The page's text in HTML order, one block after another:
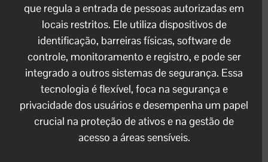
que regula a entrada de pessoas autorizadas em
locais restritos. Ele utiliza dispositivos de
identificação, barreiras físicas, software de
controle, monitoramento e registro, e pode ser
integrado a outros sistemas de segurança. Essa
tecnologia é flexível, foca na segurança e
privacidade dos usuários e desempenha um papel
crucial na proteção de ativos e na gestão de
acesso a áreas sensíveis.